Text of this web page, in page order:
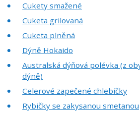
Cukety smažené
Cuketa grilovaná
Cuketa plněná
Dýně Hokaido
Australská dýňová polévka (z
dýně)
Celerové zapečené chlebíčky
Rybičky se zakysanou smetanou